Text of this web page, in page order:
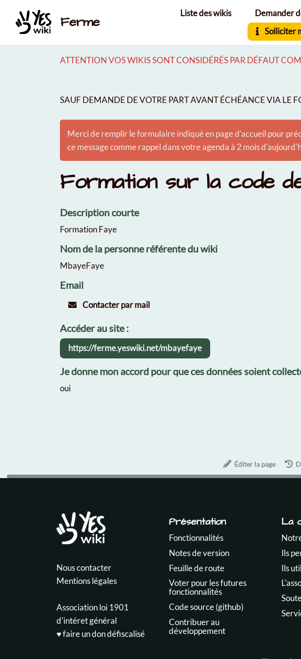
Aller au contenu principal
Ferme
Liste des wikis Demander
Solliciter
ATTENTION VOS WIKIS SONT CONSIDÉRÉS PAR DÉFAUT
SAUF DEMANDE DE VOTRE PART AVANT ÉCHÉANCE VIA LE
Merci de remplir le formulaire indiqué en page d'accueil pour
ce message comme rappel dans votre agenda à 2 mois
Formation sur la code
Description courte
Formation Faye
Nom de la personne référente du wiki
MbayeFaye
Email
Contacter par mail
Accéder au site :
https://ferme.yeswiki.net/mbayefaye
Je donne mon accord pour que ces données soient
oui
Éditer la page
Nous contacter
Mentions légales
Association loi 1901
d'intéret général
♥️ faire un don défiscalisé
Présentation
Fonctionnalités
Notes de version
Feuille de route
Voter pour les futures
fonctionnalités
Code source (github)
Contribuer au
développement
La
Ils
Ils